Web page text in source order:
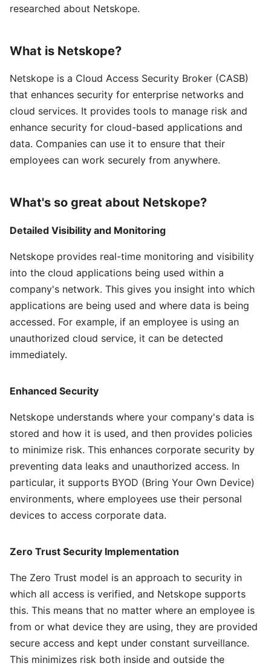
researched about Netskope.
What is Netskope?
Netskope is a Cloud Access Security Broker (CASB)
that enhances security for enterprise networks and
cloud services. It provides tools to manage risk and
enhance security for cloud-based applications and
data. Companies can use it to ensure that their
employees can work securely from anywhere.
What's so great about Netskope?
Detailed Visibility and Monitoring
Netskope provides real-time monitoring and visibility
into the cloud applications being used within a
company's network. This gives you insight into which
applications are being used and where data is being
accessed. For example, if an employee is using an
unauthorized cloud service, it can be detected
immediately.
Enhanced Security
Netskope understands where your company's data is
stored and how it is used, and then provides policies
to minimize risk. This enhances corporate security by
preventing data leaks and unauthorized access. In
particular, it supports BYOD (Bring Your Own Device)
environments, where employees use their personal
devices to access corporate data.
Zero Trust Security Implementation
The Zero Trust model is an approach to security in
which all access is verified, and Netskope supports
this. This means that no matter where an employee is
from or what device they are using, they are provided
secure access and kept under constant surveillance.
This minimizes risk both inside and outside the